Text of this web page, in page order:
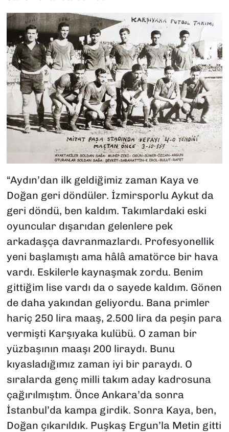
“Aydın’dan ilk geldiğimiz zaman Kaya ve
Doğan geri döndüler. İzmirsporlu Aykut da
geri döndü, ben kaldım. Takımlardaki eski
oyuncular dışarıdan gelenlere pek
arkadaşça davranmazlardı. Profesyonellik
yeni başlamıştı ama hâlâ amatörce bir hava
vardı. Eskilerle kaynaşmak zordu. Benim
gittiğim lise vardı da o sayede kaldım. Gönen
de daha yakından geliyordu. Bana primler
hariç 250 lira maaş, 2.500 lira da peşin para
vermişti Karşıyaka kulübü. O zaman bir
yüzbaşının maaşı 200 liraydı. Bunu
kıyasladığımız zaman iyi bir paraydı. O
sıralarda genç milli takım aday kadrosuna
çağırılmıştım. Önce Ankara’da sonra
İstanbul’da kampa girdik. Sonra Kaya, ben,
Doğan çıkarıldık. Puşkaş Ergun’la Metin gitti